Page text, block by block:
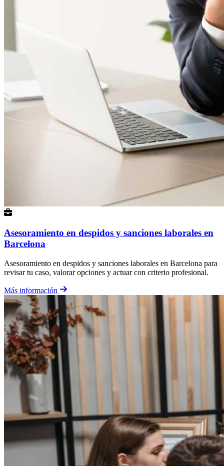
Asesoramiento en despidos y sanciones laborales en
Barcelona
Asesoramiento en despidos y sanciones laborales en Barcelona para
revisar tu caso, valorar opciones y actuar con criterio profesional.
Más información